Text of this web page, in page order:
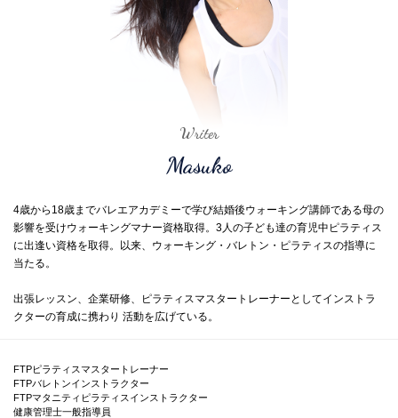
Writer
Masuko
4歳から18歳までバレエアカデミーで学び結婚後ウォーキング講師である母の
影響を受けウォーキングマナー資格取得。3人の子ども達の育児中ピラティス
に出逢い資格を取得。以来、ウォーキング・バレトン・ピラティスの指導に
当たる。
出張レッスン、企業研修、ピラティスマスタートレーナーとしてインストラ
クターの育成に携わり 活動を広げている。
FTPピラティスマスタートレーナー
FTPバレトンインストラクター
FTPマタニティピラティスインストラクター
健康管理士一般指導員